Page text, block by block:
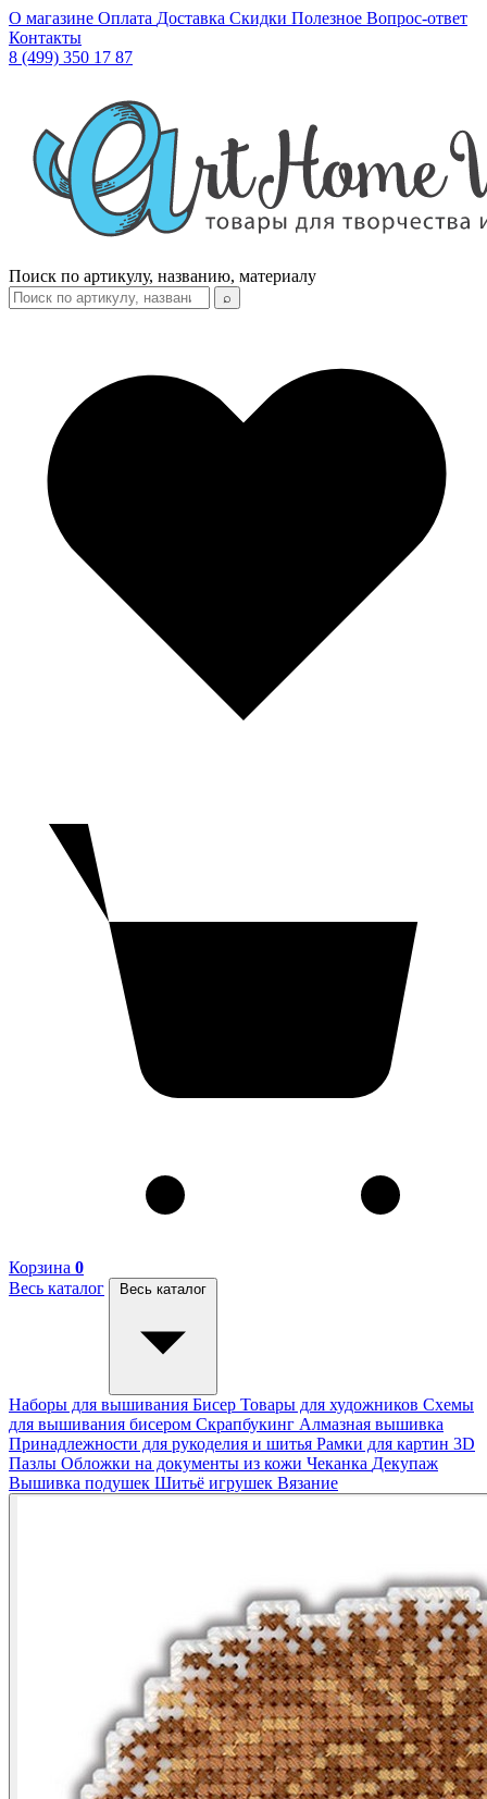
О магазине Оплата Доставка Скидки Полезное Вопрос-ответ
Контакты
8 (499) 350 17 87
Поиск по артикулу, названию, материалу
⌕
Корзина 0
Весь каталог
Весь каталог
Наборы для вышивания Бисер Товары для художников Схемы
для вышивания бисером Скрапбукинг Алмазная вышивка
Принадлежности для рукоделия и шитья Рамки для картин 3D
Пазлы Обложки на документы из кожи Чеканка Декупаж
Вышивка подушек Шитьё игрушек Вязание